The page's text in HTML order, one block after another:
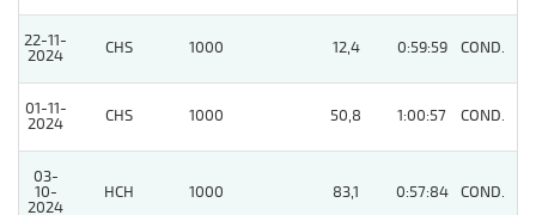
22-11-
2024
CHS 1000 12,4 0:59:59 COND.
01-11-
2024
CHS 1000 50,8 1:00:57 COND.
03-
10-
2024
HCH 1000 83,1 0:57:84 COND.